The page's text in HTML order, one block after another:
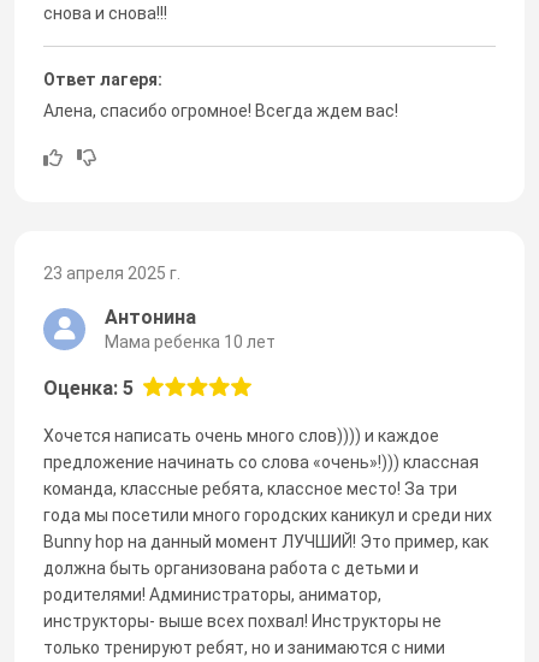
снова и снова!!!
Ответ лагеря:
Алена, спасибо огромное! Всегда ждем вас!
23 апреля 2025 г.
Антонина
Мама ребенка 10 лет
Оценка: 5
Хочется написать очень много слов)))) и каждое
предложение начинать со слова «очень»!))) классная
команда, классные ребята, классное место! За три
года мы посетили много городских каникул и среди них
Bunny hop на данный момент ЛУЧШИЙ! Это пример, как
должна быть организована работа с детьми и
родителями! Администраторы, аниматор,
инструкторы- выше всех похвал! Инструкторы не
только тренируют ребят, но и занимаются с ними